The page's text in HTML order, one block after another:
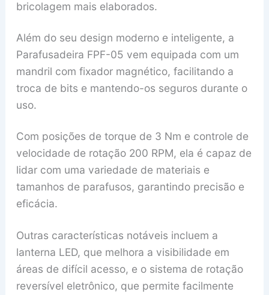
bricolagem mais elaborados.
Além do seu design moderno e inteligente, a
Parafusadeira FPF-05 vem equipada com um
mandril com fixador magnético, facilitando a
troca de bits e mantendo-os seguros durante o
uso.
Com posições de torque de 3 Nm e controle de
velocidade de rotação 200 RPM, ela é capaz de
lidar com uma variedade de materiais e
tamanhos de parafusos, garantindo precisão e
eficácia.
Outras características notáveis incluem a
lanterna LED, que melhora a visibilidade em
áreas de difícil acesso, e o sistema de rotação
reversível eletrônico, que permite facilmente